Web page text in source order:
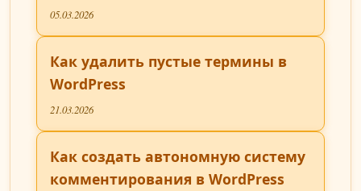
05.03.2026
Как удалить пустые термины в
WordPress
21.03.2026
Как создать автономную систему
комментирования в WordPress